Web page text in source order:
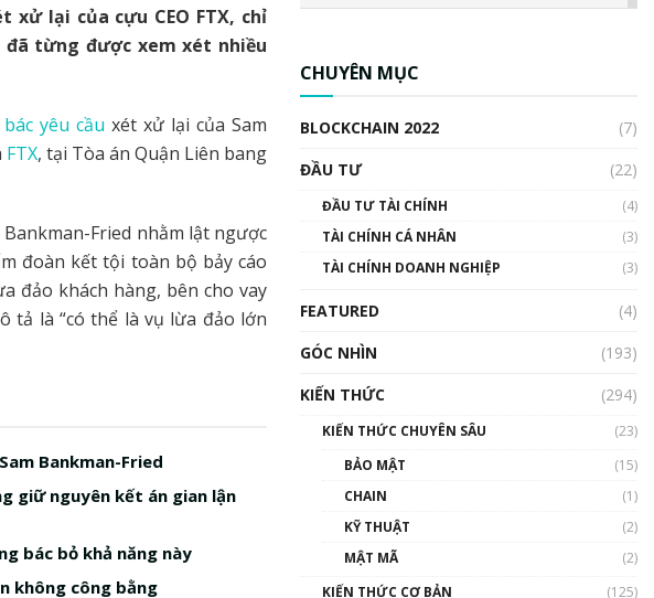
xử lại của cựu CEO FTX, chỉ
đã từng được xem xét nhiều
bác yêu cầu xét xử lại của Sam
FTX, tại Tòa án Quận Liên bang
Fried nhằm lật ngược
đoàn kết tội toàn bộ bảy cáo
đảo khách hàng, bên cho vay
tả là “có thể là vụ lừa đảo lớn
Bankman-Fried
giữ nguyên kết án gian lận
bác bỏ khả năng này
không công bằng
uptrend trong năm 2023? |
Phổ cập Blockchain
00:02:14
Nhìn lại năm 2022: Những
nhân vật ảnh hưởng nhất
hệ sinh thái tiền mã hoá |
Blockchain
CHUYÊN MỤC
BLOCKCHAIN 2022
(7)
ĐẦU TƯ
(22)
ĐẦU TƯ TÀI CHÍNH
(4)
TÀI CHÍNH CÁ NHÂN
(3)
TÀI CHÍNH DOANH NGHIỆP
(3)
FEATURED
(4)
GÓC NHÌN
(193)
KIẾN THỨC
(294)
KIẾN THỨC CHUYÊN SÂU
(23)
BẢO MẬT
(15)
CHAIN
(1)
KỸ THUẬT
(2)
MẬT MÃ
(2)
KIẾN THỨC CƠ BẢN
(125)